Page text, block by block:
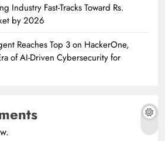
Industry Fast-Tracks Toward Rs.
by 2026
Reaches Top 3 on HackerOne,
of AI-Driven Cybersecurity for